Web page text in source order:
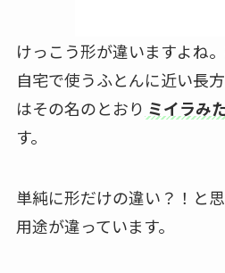
けっこう形が違いますよね
自宅で使うふとんに近い長
はその名のとおり ミイラみ
す。
単純に形だけの違い？！と
用途が違っています。